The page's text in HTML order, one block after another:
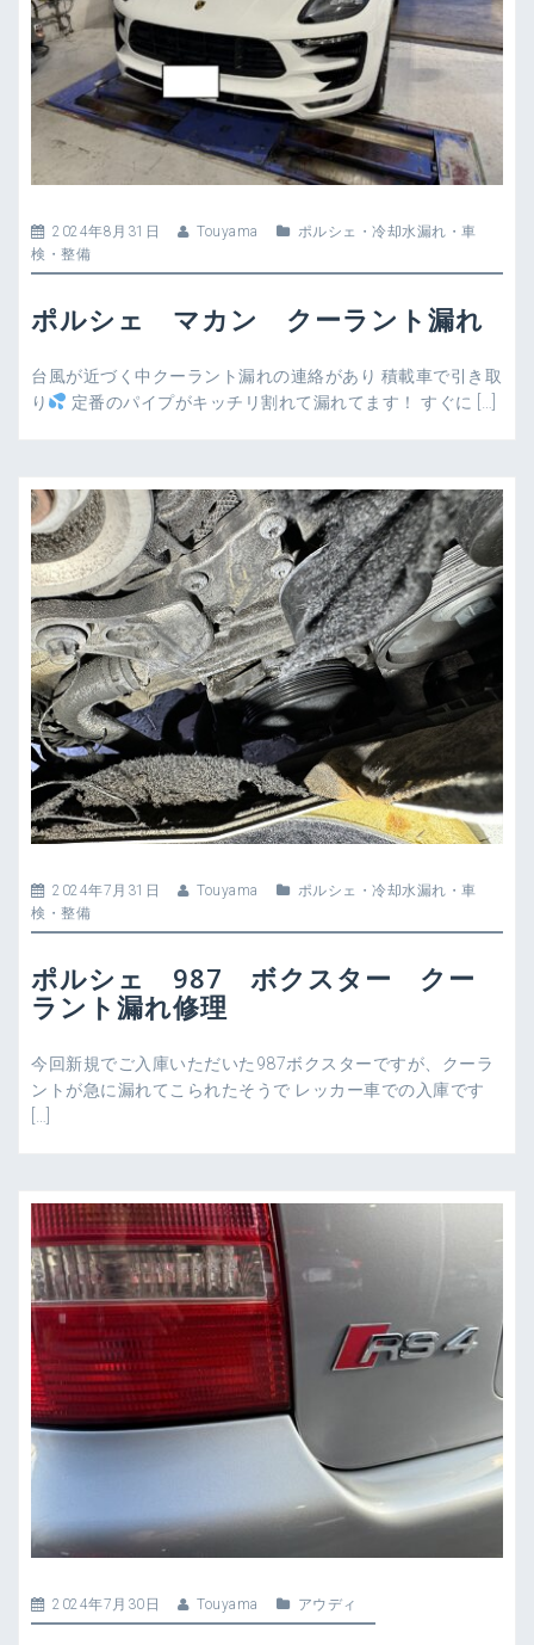
2024年8月31日 Touyama ポルシェ ・ 冷却水漏れ ・ 車
検・整備
ポルシェ マカン クーラント漏れ
台風が近づく中クーラント漏れの連絡があり 積載車で引き取
り
定番のパイプがキッチリ割れて漏れてます！ すぐに […]
2024年7月31日 Touyama ポルシェ ・ 冷却水漏れ ・ 車
検・整備
ポルシェ 987 ボクスター クー
ラント漏れ修理
今回新規でご入庫いただいた987ボクスターですが、クーラ
ントが急に漏れてこられたそうで レッカー車での入庫です
2024年7月30日 Touyama アウディ